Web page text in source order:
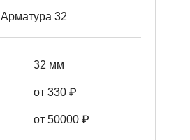
Арматура 32
32 мм
от 330 ₽
от 50000 ₽